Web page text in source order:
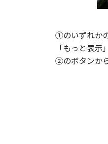
①のいずれか
「もっと表
②のボタンか